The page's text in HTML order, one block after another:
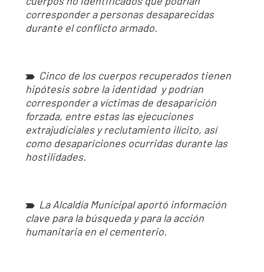
Así avanzamos
Mapa de personas buscadoras según solicitudes de
búsqueda
corresponder a personas desaparecidas
durante el conflicto armado.
Cinco de los cuerpos recuperados tienen
hipótesis sobre la identidad y podrían
corresponder a víctimas de desaparición
forzada, entre estas las ejecuciones
extrajudiciales y reclutamiento ilícito, así
como desapariciones ocurridas durante las
hostilidades.
La Alcaldía Municipal aportó información
clave para la búsqueda y para la acción
humanitaria en el cementerio.